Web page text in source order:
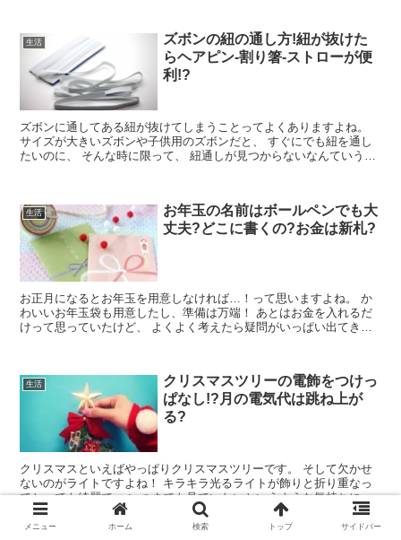
生活
ズボンの紐の通し方!紐が抜けた
らヘアピン-割り箸-ストローが便
利!?
ズボンに通してある紐が抜けてしまうことってよくありますよね。
サイズが大きいズボンや子供用のズボンだと、 すぐにでも紐を通し
たいのに、 そんな時に限って、 紐通しが見つからないなんていうこ
生活
お年玉の名前はボールペンでも大
丈夫?どこに書くの?お金は新札?
お正月になるとお年玉を用意しなければ…！って思いますよね。 か
わいいお年玉袋も用意したし、準備は万端！ あとはお金を入れるだ
けって思っていたけど、 よくよく考えたら疑問がいっぱい出てきた
生活
クリスマスツリーの電飾をつけっ
ぱなし!?月の電気代は跳ね上が
る?
クリスマスといえばやっぱりクリスマスツリーです。 そして欠かせ
ないのがライトですよね！ キラキラ光るライトが飾りと折り重なっ
てとっても綺麗で、 いつまでも見ていたいというような気持ちにな
ります。 ライトをつけるとなると気...
メニュー ホーム 検索 トップ サイドバー